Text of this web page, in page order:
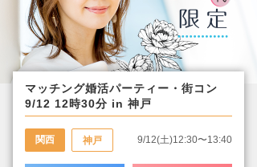
マッチング婚活パーティー・街コン
9/12 12時30分 in 神戸
関西 神戸 9/12(土)12:30〜13:40